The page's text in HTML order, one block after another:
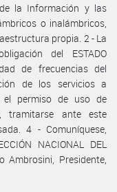
la Información y las
o inalámbricos,
propia. 2 - La
del ESTADO
de frecuencias del
de los servicios a
el permiso de uso de
tramitarse ante este
4 - Comuníquese,
NACIONAL DEL
Ambrosini, Presidente,